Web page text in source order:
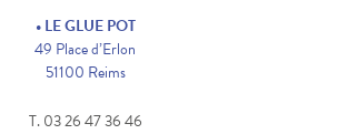
• LE GLUE POT
49 Place d’Erlon
51100 Reims
T. 03 26 47 36 46